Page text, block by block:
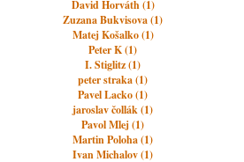
David Horváth (1)
Zuzana Bukvisova (1)
Matej Košalko (1)
Peter K (1)
I. Stiglitz (1)
peter straka (1)
Pavel Lacko (1)
jaroslav čollák (1)
Pavol Mlej (1)
Martin Poloha (1)
Ivan Michalov (1)